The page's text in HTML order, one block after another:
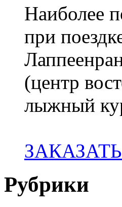
Наиболее
при
(центр
лыжный
Рубрики